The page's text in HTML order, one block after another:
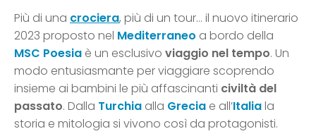
Più di una crociera, più di un tour… il nuovo itinerario
2023 proposto nel Mediterraneo a bordo della
MSC Poesia è un esclusivo viaggio nel tempo. Un
modo entusiasmante per viaggiare scoprendo
insieme ai bambini le più affascinanti civiltà del
passato. Dalla Turchia alla Grecia e all’Italiala
storia e mitologia si vivono così da protagonisti.